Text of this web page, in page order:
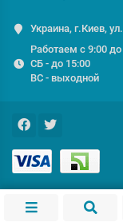
Украина, г.Киев,
Работаем с 9:00 до
СБ - до 15:00
ВС - выходной